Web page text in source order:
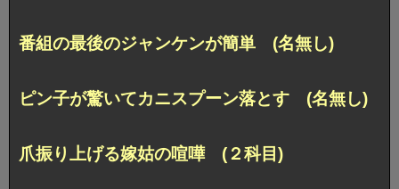
番組の最後のジャンケンが簡単 (名無し)
ピン子が驚いてカニスプーン落とす (名無し)
爪振り上げる嫁姑の喧嘩 (２科目)